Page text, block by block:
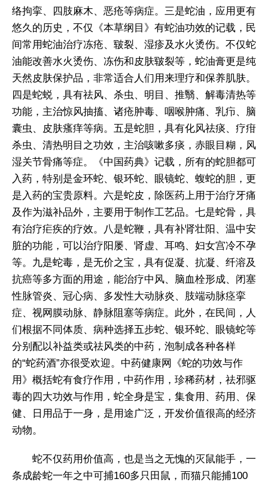
络拘挛、四肢麻木、恶疮等病症。三是蛇油，应用更有
悠久的历史，不仅《本草纲目》有蛇油功效的记载，民
间常用蛇油治疗冻疮、皲裂、湿疹及水火烫伤。不仅蛇
油能改善水火烫伤、冻伤和皮肤皲裂等，蛇油膏更是纯
天然皮肤保护品，非常适合人们用来理疗和保养肌肤。
四是蛇蜕，具有祛风、杀虫、明目、推翳、解毒清热等
功能，主治惊风抽搐、诸疮肿毒、咽喉肿痛、乳疖、脑
囊虫、皮肤瘙痒等病。五是蛇胆，具有化风祛痰、疗疳
杀虫、清热明目之功效，主治咳嗽多痰，赤眼目糊，风
湿关节骨痛等症。《中国药典》记载，所有的蛇胆都可
入药，特别是金环蛇、银环蛇、眼镜蛇、蝮蛇的胆，更
是入药的宝贵原料。六是蛇皮，除医药上用于治疗牙痛
及作为滋补品外，主要用于制作工艺品。七是蛇骨，具
有治疗疟疾的疗效。八是蛇鞭，具有补肾壮阳、温中安
脏的功能，可以治疗阳屡、肾虚、耳鸣、妇女宫冷不孕
等。九是蛇毒，是无价之宝，具有促凝、抗凝、纤溶及
抗癌等多方面的用途，能治疗中风、脑血栓形成、闭塞
性脉管炎、冠心病、多发性大动脉炎、肢端动脉痉挛
症、视网膜动脉、静脉阻塞等病症。此外，在民间，人
们根据不同体质、病种选择五步蛇、银环蛇、眼镜蛇等
分别配以补益类或祛风类的中药，泡制成各种各样
的“蛇药酒”亦很受欢迎。中药健康网《蛇的功效与作
用》概括蛇有食疗作用，中药作用，珍稀药材，祛邪驱
毒的四大功效与作用，蛇全身是宝，集食用、药用、保
健、日用品于一身，是用途广泛，开发价值很高的经济
动物。
蛇不仅药用价值高，也是当之无愧的灭鼠能手，一
条成龄蛇一年之中可捕160多只田鼠，而猫只能捕100